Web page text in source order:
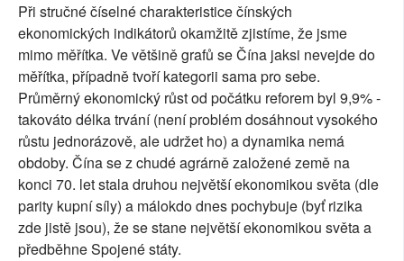
Při stručné číselné charakteristice čínských
ekonomických indikátorů okamžitě zjistíme, že jsme
mimo měřítka. Ve většině grafů se Čína jaksi nevejde do
měřítka, případně tvoří kategorii sama pro sebe.
Průměrný ekonomický růst od počátku reforem byl 9,9% -
takováto délka trvání (není problém dosáhnout vysokého
růstu jednorázově, ale udržet ho) a dynamika nemá
obdoby. Čína se z chudé agrárně založené země na
konci 70. let stala druhou největší ekonomikou světa (dle
parity kupní síly) a málokdo dnes pochybuje (byť rizika
zde jistě jsou), že se stane největší ekonomikou světa a
předběhne Spojené státy.